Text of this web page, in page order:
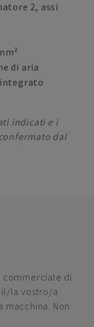
2, assi
di aria
indicati e i
dal
di
il/la vostro/a
Non